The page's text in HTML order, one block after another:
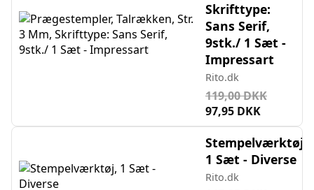
Skrifttype:
Sans Serif,
9stk./ 1 Sæt -
Impressart
Rito.dk
119,00 DKK
97,95 DKK
Stempelværktøj,
1 Sæt - Diverse
Rito.dk